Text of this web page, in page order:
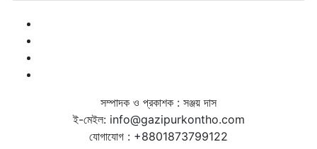
সম্পাদক ও প্রকাশক : সঞ্জয় দাস
ই-মেইল: info@gazipurkontho.com
যোগাযোগ : +8801873799122